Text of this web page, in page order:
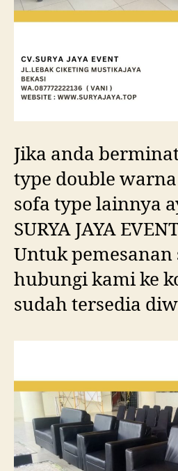
Jika anda
type double
sofa type lainnya
SURYA JAYA
Untuk
hubungi kami ke
sudah tersedia